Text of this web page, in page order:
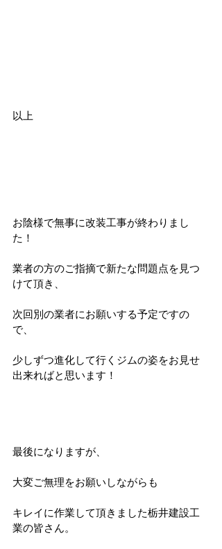
以上
お陰様で無事に改装工事が終わりまし
た！
業者の方のご指摘で新たな問題点を見つ
けて頂き、
次回別の業者にお願いする予定ですの
で、
少しずつ進化して行くジムの姿をお見せ
出来ればと思います！
最後になりますが、
大変ご無理をお願いしながらも
キレイに作業して頂きました栃井建設工
業の皆さん。